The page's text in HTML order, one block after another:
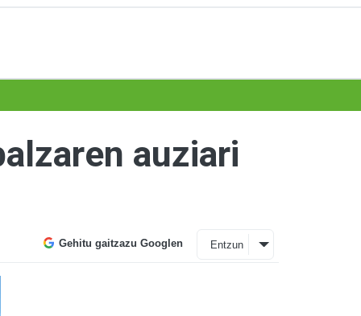
auziari
Gehitu gaitzazu Googlen Entzun